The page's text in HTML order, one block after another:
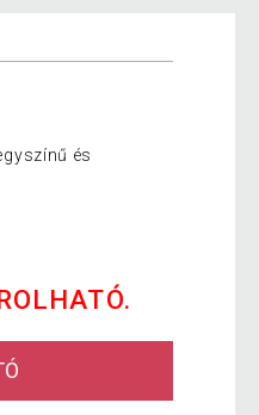
és